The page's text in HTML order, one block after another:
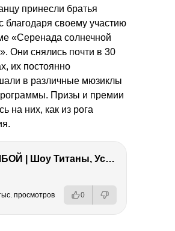
принесли братья
благодаря своему участию
«Серенада солнечной
Они снялись почти в 30
их постоянно
в различные мюзиклы
Призы и премии
на них, как из рога
СКУЛБОЙ | Шоу Титаны, Усейн Болт, Ларрат, Зашквар!
просмотров 0